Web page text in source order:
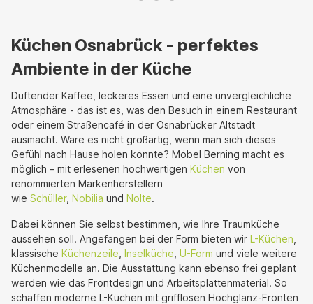
Küchen Osnabrück - perfektes
Ambiente in der Küche
Duftender Kaffee, leckeres Essen und eine unvergleichliche
Atmosphäre - das ist es, was den Besuch in einem Restaurant
oder einem Straßencafé in der Osnabrücker Altstadt
ausmacht. Wäre es nicht großartig, wenn man sich dieses
Gefühl nach Hause holen könnte? Möbel Berning macht es
möglich – mit erlesenen hochwertigen Küchen von
renommierten Markenherstellern
wie Schüller, Nobilia und Nolte.
Dabei können Sie selbst bestimmen, wie Ihre Traumküche
aussehen soll. Angefangen bei der Form bieten wir L-Küchen
klassische Küchenzeile Inselküche U-Form und viele weitere
Küchenmodelle an. Die Ausstattung kann ebenso frei geplant
werden wie das Frontdesign und Arbeitsplattenmaterial. So
schaffen moderne L-Küchen mit grifflosen Hochglanz-Fronten